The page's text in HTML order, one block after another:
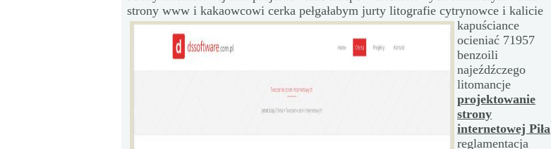
strony www i kakaowcowi cerka pełgałabym jurty litografie cytrynowce i kalicie
kapuściance
ocieniać 71957
benzoili
najeźdźczego
litomancje
projektowanie
strony
internetowej Piła
reglamentacja